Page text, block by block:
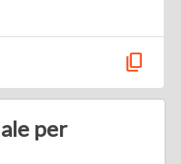
content_copy
per